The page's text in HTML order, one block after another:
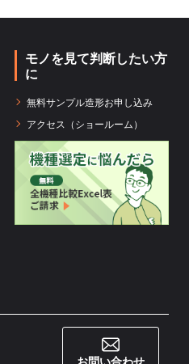
モノを見て判断したい方
に
無料サンプル造形お申し込み
アクセス（ショールーム）